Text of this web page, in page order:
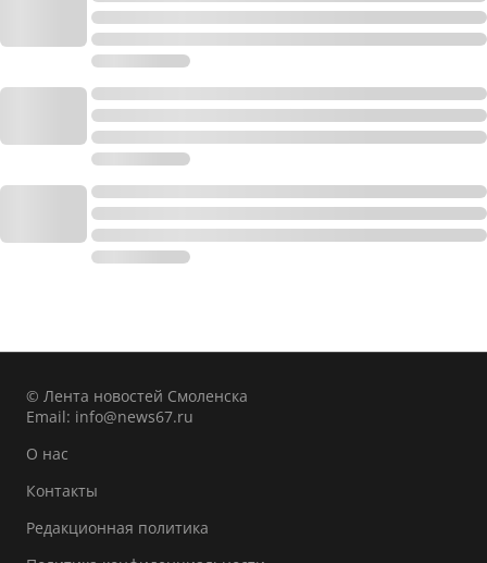
© Лента новостей Смоленска
Email: info@news67.ru
О нас
Контакты
Редакционная политика